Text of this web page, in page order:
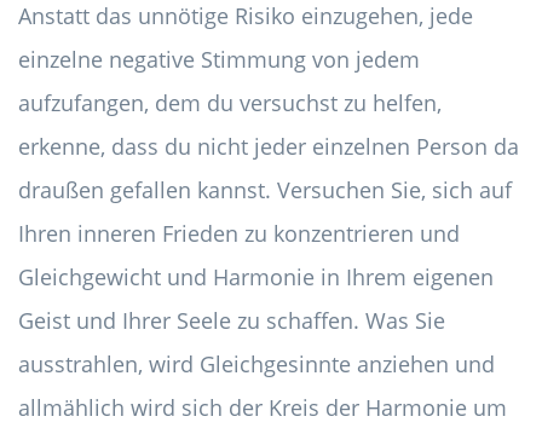
Anstatt das unnötige Risiko einzugehen, jede
einzelne negative Stimmung von jedem
aufzufangen, dem du versuchst zu helfen,
erkenne, dass du nicht jeder einzelnen Person da
draußen gefallen kannst. Versuchen Sie, sich auf
Ihren inneren Frieden zu konzentrieren und
Gleichgewicht und Harmonie in Ihrem eigenen
Geist und Ihrer Seele zu schaffen. Was Sie
ausstrahlen, wird Gleichgesinnte anziehen und
allmählich wird sich der Kreis der Harmonie um